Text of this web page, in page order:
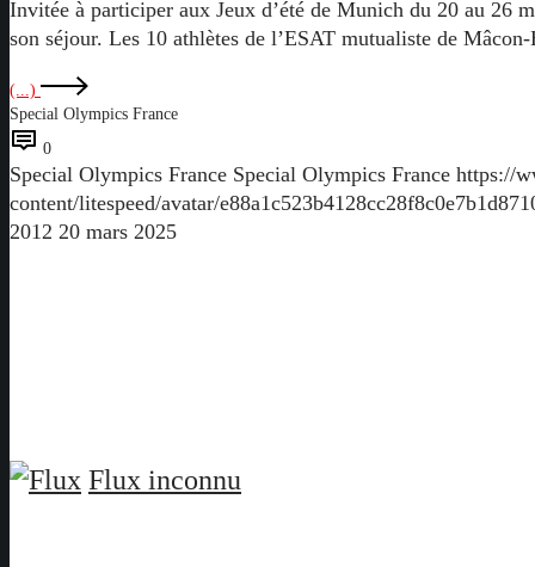
Invitée à participer aux Jeux d’été de Munich du 20 au 26
son séjour. Les 10 athlètes de l’ESAT mutualiste de
(...)
Special Olympics France
0
Special Olympics France Special Olympics France https://
content/litespeed/avatar/
2012 20 mars 2025
Flux inconnu